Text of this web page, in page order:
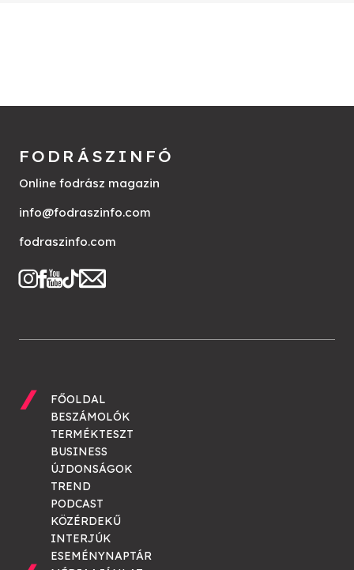
FODRÁSZINFÓ
Online fodrász magazin
info@fodraszinfo.com
fodraszinfo.com
FŐOLDAL
BESZÁMOLÓK
TERMÉKTESZT
BUSINESS
ÚJDONSÁGOK
TREND
PODCAST
KÖZÉRDEKŰ
INTERJÚK
ESEMÉNYNAPTÁR